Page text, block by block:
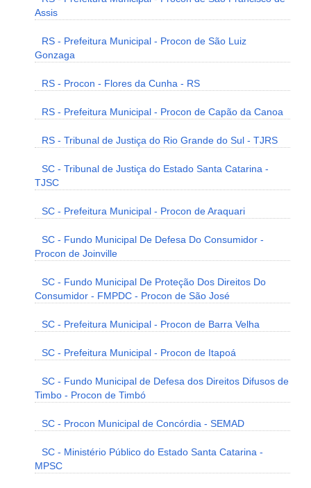
Assis
RS - Prefeitura Municipal - Procon de São Luiz
Gonzaga
RS - Procon - Flores da Cunha - RS
RS - Prefeitura Municipal - Procon de Capão da Canoa
RS - Tribunal de Justiça do Rio Grande do Sul - TJRS
SC - Tribunal de Justiça do Estado Santa Catarina -
TJSC
SC - Prefeitura Municipal - Procon de Araquari
SC - Fundo Municipal De Defesa Do Consumidor -
Procon de Joinville
SC - Fundo Municipal De Proteção Dos Direitos Do
Consumidor - FMPDC - Procon de São José
SC - Prefeitura Municipal - Procon de Barra Velha
SC - Prefeitura Municipal - Procon de Itapoá
SC - Fundo Municipal de Defesa dos Direitos Difusos de
Timbo - Procon de Timbó
SC - Procon Municipal de Concórdia - SEMAD
SC - Ministério Público do Estado Santa Catarina -
MPSC